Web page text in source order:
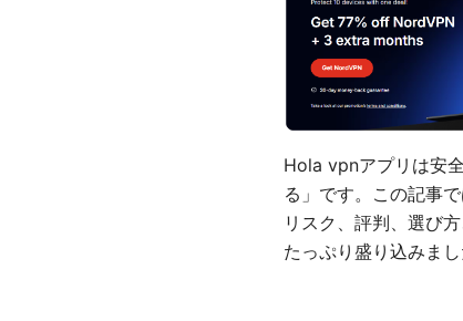
Hola vpnアプリは安
る」です。この記事
リスク、評判、選び
たっぷり盛り込みま